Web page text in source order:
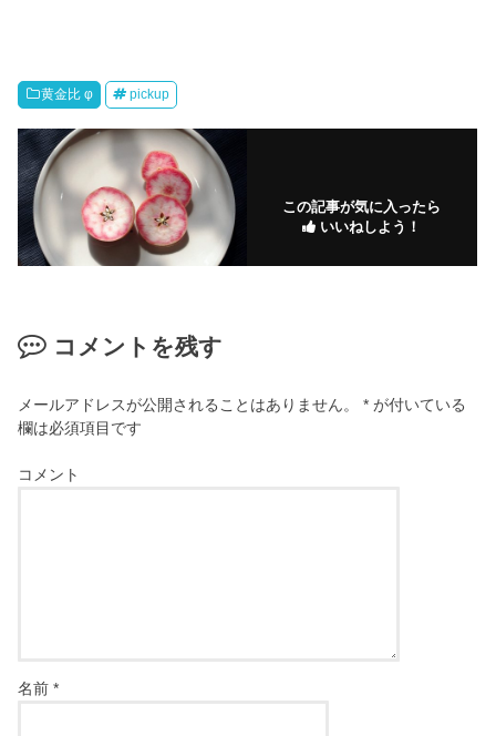
黄金比 φ pickup
この記事が気に入ったら
いいねしよう！
コメントを残す
メールアドレスが公開されることはありません。 * が付いている
欄は必須項目です
コメント
名前*